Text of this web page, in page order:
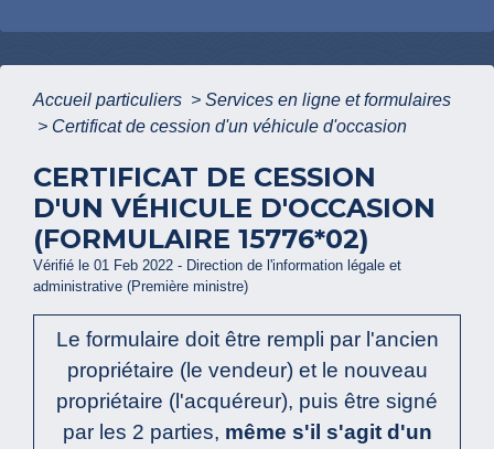
Accueil particuliers > Services en ligne et formulaires
> Certificat de cession d'un véhicule d'occasion
CERTIFICAT DE CESSION
D'UN VÉHICULE D'OCCASION
(FORMULAIRE 15776*02)
Vérifié le 01 Feb 2022 - Direction de l'information légale et
administrative (Première ministre)
Le formulaire doit être rempli par l'ancien
propriétaire (le vendeur) et le nouveau
propriétaire (l'acquéreur), puis être signé
par les 2 parties, même s'il s'agit d'un